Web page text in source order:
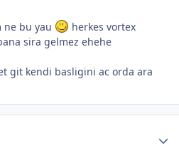
ne bu yau
herkes vortex
sira gelmez ehehe
git kendi basligini ac orda ara